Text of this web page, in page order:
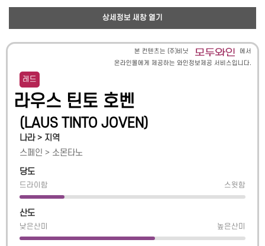
상세정보 새창 열기
본 컨텐츠는 (주)비닛
에서
온라인몰에게 제공하는 와인정보제공 서비스입니다.
레드
라우스 틴토 호벤
(LAUS TINTO JOVEN)
나라 > 지역
스페인 > 소몬타노
당도
드라이함 스윗함
산도
낮은산미 높은산미